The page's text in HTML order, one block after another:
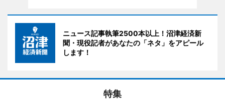
ニュース記事執筆2500本以上！沼津経済新
聞・現役記者があなたの「ネタ」をアピール
します！
特集